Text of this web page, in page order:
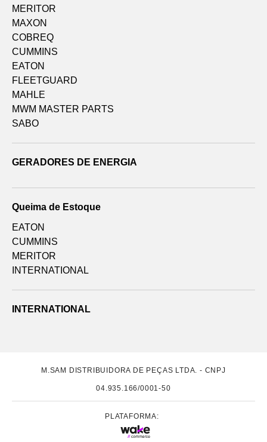
MERITOR
MAXON
COBREQ
CUMMINS
EATON
FLEETGUARD
MAHLE
MWM MASTER PARTS
SABO
GERADORES DE ENERGIA
Queima de Estoque
EATON
CUMMINS
MERITOR
INTERNATIONAL
INTERNATIONAL
M.SAM DISTRIBUIDORA DE PEÇAS LTDA. - CNPJ
04.935.166/0001-50
PLATAFORMA: